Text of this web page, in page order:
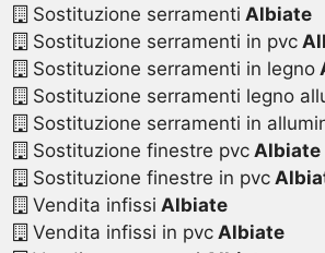
Sostituzione serramenti Albiate
Sostituzione serramenti in pvc
Sostituzione serramenti in legno
Sostituzione serramenti legno
Sostituzione serramenti in
Sostituzione finestre pvcAlbiate
Sostituzione finestre in pvc
Vendita infissi Albiate
Vendita infissi in pvcAlbiate